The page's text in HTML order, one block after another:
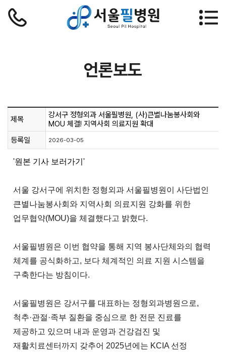
언론보도
제목
강서구 정형외과 서울필병원, (사)큰별나눔봉사회와
MOU 체결! 지역사회 의료지원 확대
등록일
2026-03-05
'원본 기사 보러가기'
서울 강서구에 위치한 정형외과 서울필병원이 사단법인
큰별나눔봉사회와 지역사회 의료지원 강화를 위한
업무협약(MOU)을 체결했다고 밝혔다.
서울필병원은 이번 협약을 통해 지역 봉사단체와의 협력
체계를 공식화하고, 보다 체계적인 의료 지원 시스템을
구축한다는 방침이다.
서울필병원은 강서구를 대표하는 정형외과병원으로,
척추·관절·족부 질환을 중심으로 한 전문 진료를
제공하고 있으며 내과 운영과 건강검진 및
재활치료센터까지 갖추어 2025년에는 KCIA 선정